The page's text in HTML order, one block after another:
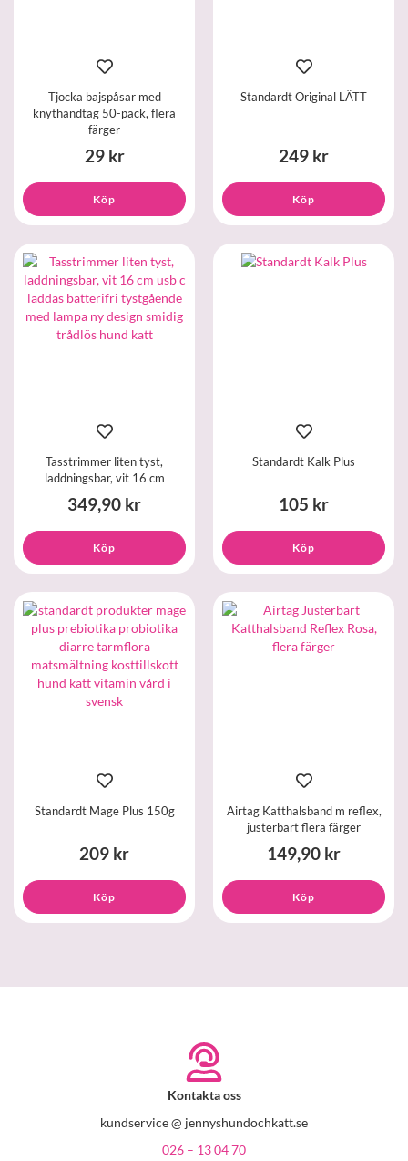
Tjocka bajspåsar med
knythandtag 50-pack, flera
färger
29 kr
Köp
Standardt Original LÄTT
249 kr
Köp
Tasstrimmer liten tyst,
laddningsbar, vit 16 cm
349,90 kr
Köp
Standardt Kalk Plus
105 kr
Köp
Standardt Mage Plus 150g
209 kr
Köp
Airtag Katthalsband m reflex,
justerbart flera färger
149,90 kr
Köp
Kontakta oss
kundservice @ jennyshundochkatt.se
026 – 13 04 70